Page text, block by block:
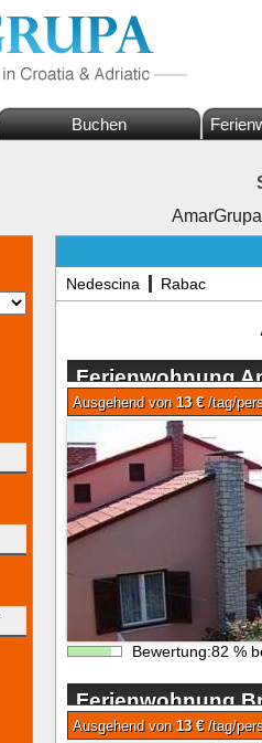
Buchen
AmarGrupa
Nedescina Rabac
Ferienwohnung
Rabac
Ausgehend von 13 €/tag/
Bewertung:82 %
Ferienwohnung
Ausgehend von 13 €/tag/